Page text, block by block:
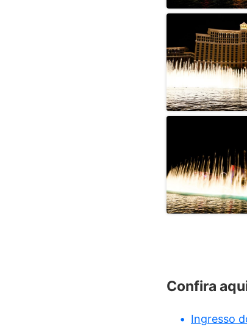
Confira
Ingresso